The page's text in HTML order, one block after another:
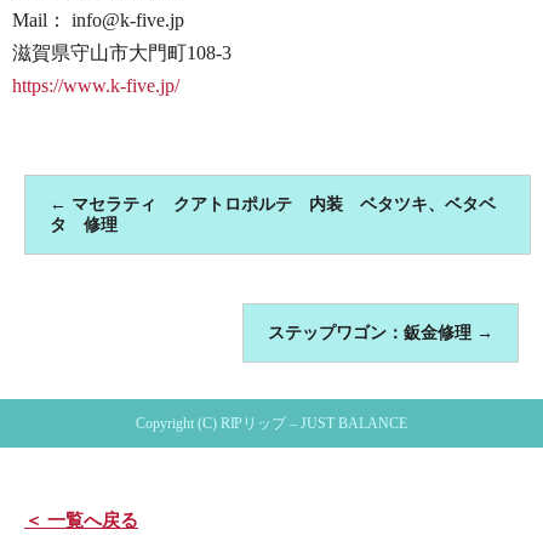
Mail： info@k-five.jp
滋賀県守山市大門町108-3
https://www.k-five.jp/
← マセラティ クアトロポルテ 内装 ベタツキ、ベタベ
タ 修理
ステップワゴン：鈑金修理 →
Copyright (C) RIPリップ – JUST BALANCE
＜ 一覧へ戻る